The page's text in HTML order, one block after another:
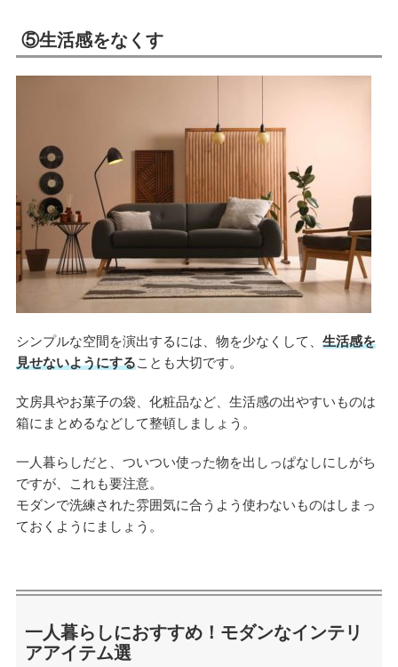
⑤生活感をなくす
シンプルな空間を演出するには、物を少なくして、 生活感を
見せないようにすることも大切です。
文房具やお菓子の袋、化粧品など、生活感の出やすいものは
箱にまとめるなどして整頓しましょう。
一人暮らしだと、ついつい使った物を出しっぱなしにしがち
ですが、これも要注意。
モダンで洗練された雰囲気に合うよう使わないものはしまっ
ておくようにましょう。
一人暮らしにおすすめ！モダンなインテリ
アアイテム選